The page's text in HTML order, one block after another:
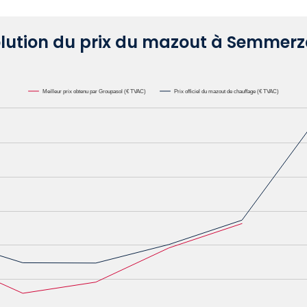
du prix du mazout à
Meilleur prix obtenu par Groupasol (€ TVAC) Prix officiel du mazout de chauffage (€ TVAC)